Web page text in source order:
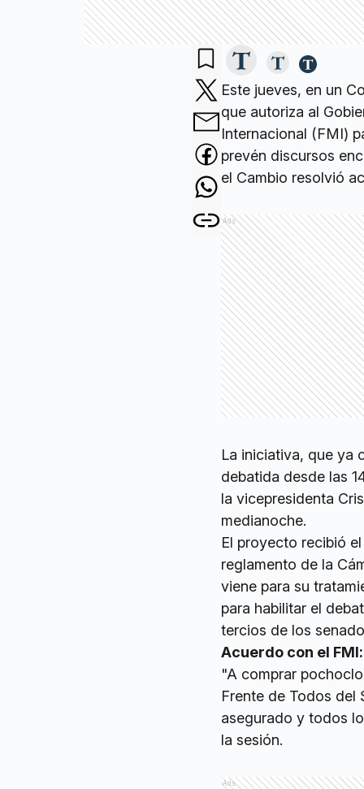
Este jueves, en un
que autoriza al
Internacional (FMI)
prevén discursos
el Cambio resolvió
Ads
La iniciativa, que ya
debatida desde las
la vicepresidenta
medianoche.
El proyecto recibió
reglamento de la
viene para su
para habilitar el
tercios de los
Acuerdo con el
"A comprar
Frente de Todos del
asegurado y todos
la sesión.
Ads